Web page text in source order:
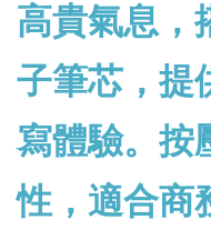
高貴氣息，
子筆芯，提
寫體驗。按
性，適合商